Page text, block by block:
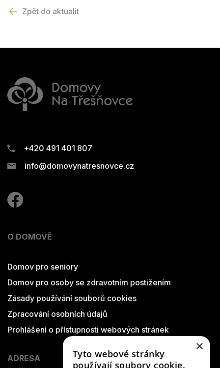
Zpět do aktualit
+420 491 401 807
info@domovynatresnovce.cz
O DOMOVĚ
Domov pro seniory
Domov pro osoby se zdravotním postižením
Zásady používání souborů cookies
Zpracování osobních údajů
Prohlášení o přístupnosti webových stránek
ADRESA
×
Tyto webové stránky
používají soubory cookie.